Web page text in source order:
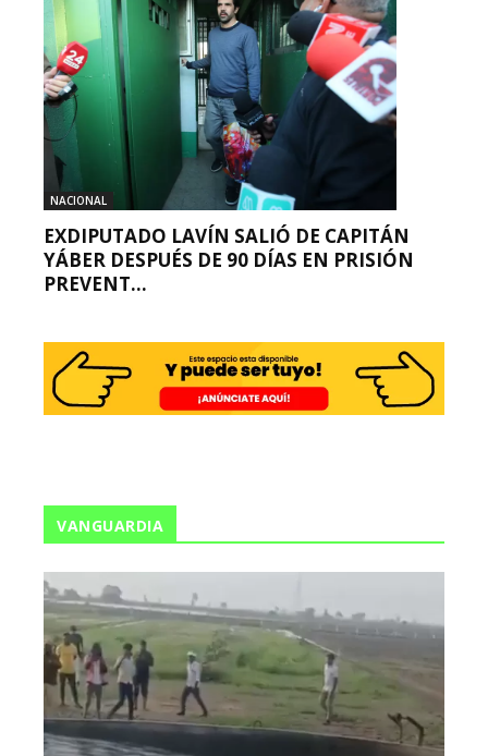
NACIONAL
EXDIPUTADO LAVÍN SALIÓ DE CAPITÁN
YÁBER DESPUÉS DE 90 DÍAS EN PRISIÓN
PREVENT...
VANGUARDIA